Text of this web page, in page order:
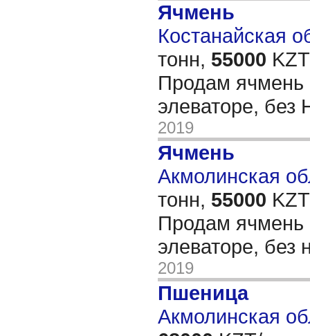
Ячмень
Костанайская
тонн, 55000
Продам ячмень
элеваторе,
2019
Ячмень
Акмолинская
тонн, 55000
Продам ячмень
элеваторе, без
2019
Пшеница
Акмолинская